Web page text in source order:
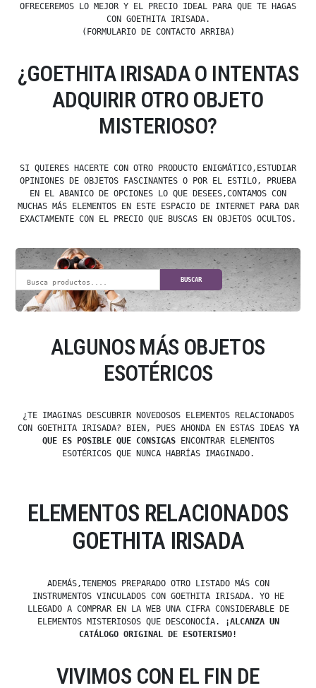
OFRECEREMOS LO MEJOR Y EL PRECIO IDEAL PARA QUE TE HAGAS
CON GOETHITA IRISADA.
(FORMULARIO DE CONTACTO ARRIBA)
¿GOETHITA IRISADA O INTENTAS
ADQUIRIR OTRO OBJETO
MISTERIOSO?
SI QUIERES HACERTE CON OTRO PRODUCTO ENIGMÁTICO,ESTUDIAR
OPINIONES DE OBJETOS FASCINANTES O POR EL ESTILO, PRUEBA
EN EL ABANICO DE OPCIONES LO QUE DESEES,CONTAMOS CON
MUCHAS MÁS ELEMENTOS EN ESTE ESPACIO DE INTERNET PARA DAR
EXACTAMENTE CON EL PRECIO QUE BUSCAS EN OBJETOS OCULTOS.
BUSCAR
ALGUNOS MÁS OBJETOS
ESOTÉRICOS
¿TE IMAGINAS DESCUBRIR NOVEDOSOS ELEMENTOS RELACIONADOS
CON GOETHITA IRISADA? BIEN, PUES AHONDA EN ESTAS IDEAS YA
QUE ES POSIBLE QUE CONSIGASENCONTRAR ELEMENTOS
ESOTÉRICOS QUE NUNCA HABRÍAS IMAGINADO.
ELEMENTOS RELACIONADOS
GOETHITA IRISADA
ADEMÁS,TENEMOS PREPARADO OTRO LISTADO MÁS CON
INSTRUMENTOS VINCULADOS CON GOETHITA IRISADA. YO HE
LLEGADO A COMPRAR EN LA WEB UNA CIFRA CONSIDERABLE DE
ELEMENTOS MISTERIOSOS QUE DESCONOCÍA.
¡ALCANZA UN
CATÁLOGO ORIGINAL DE ESOTERISMO!
VIVIMOS CON EL FIN DE